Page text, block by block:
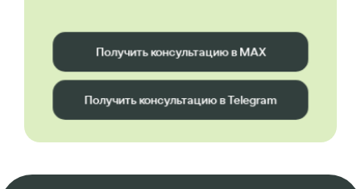
Получить консультацию в MAX
Получить консультацию в Telegram